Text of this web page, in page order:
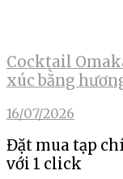
Cocktail
xúc bằng
16/07/2026
Đặt mua tạp
với 1 click